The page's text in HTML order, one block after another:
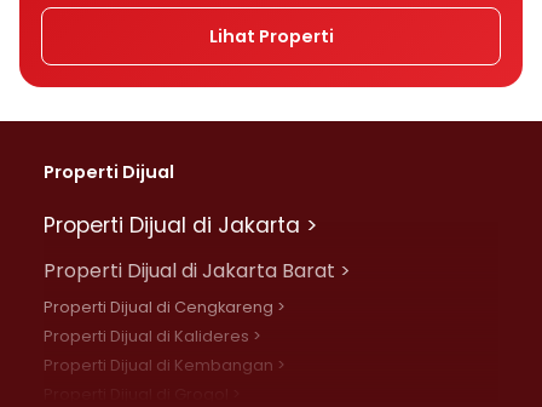
Lihat Properti
Properti Dijual
Properti Dijual di Jakarta >
Properti Dijual di Jakarta Barat >
Properti Dijual di Cengkareng >
Properti Dijual di Kalideres >
Properti Dijual di Kembangan >